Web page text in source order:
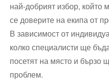
най-добрият избор, който
се доверите на екипа от
В зависимост от
колко специалисти ще
посетят на място и бързо
проблем.